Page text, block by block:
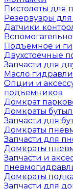
Пистолеты для
Резервуары для
Датчики
Подъемное и
Двухстоечные
Запчасти для
Масло
Опции и
подъемников
Домкрат
Домкраты
Запчасти для
Домкраты
Запчасти для
Домкраты
Запчасти и
Домкраты
Запчасти для